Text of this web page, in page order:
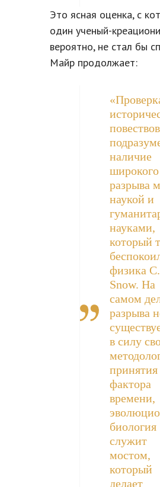
Это ясная оценка, с
один ученый-
вероятно, не стал бы
Майр продолжает:
наличие
широкого
разрыва
наукой и
науками,
который
физика
Snow. На
самом
разрыва
в силу
принятия
фактора
времени,
биология
служит
мостом,
который
делает